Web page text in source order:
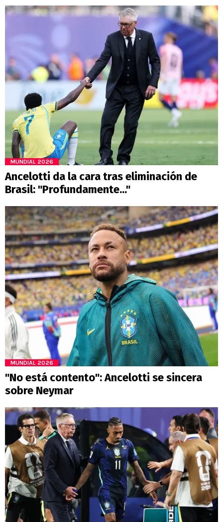
MUNDIAL 2026
Ancelotti da la cara tras eliminación de
Brasil: "Profundamente..."
MUNDIAL 2026
"No está contento": Ancelotti se sincera
sobre Neymar